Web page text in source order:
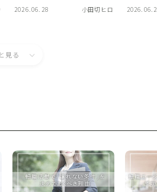
トスキンケア」大公開
2026.06.28 小田切ヒロ
神コス
見る